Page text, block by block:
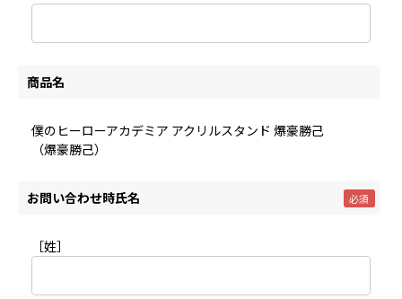
商品名
僕のヒーローアカデミア アクリルスタンド 爆豪勝己
（爆豪勝己）
お問い合わせ時氏名
［姓］